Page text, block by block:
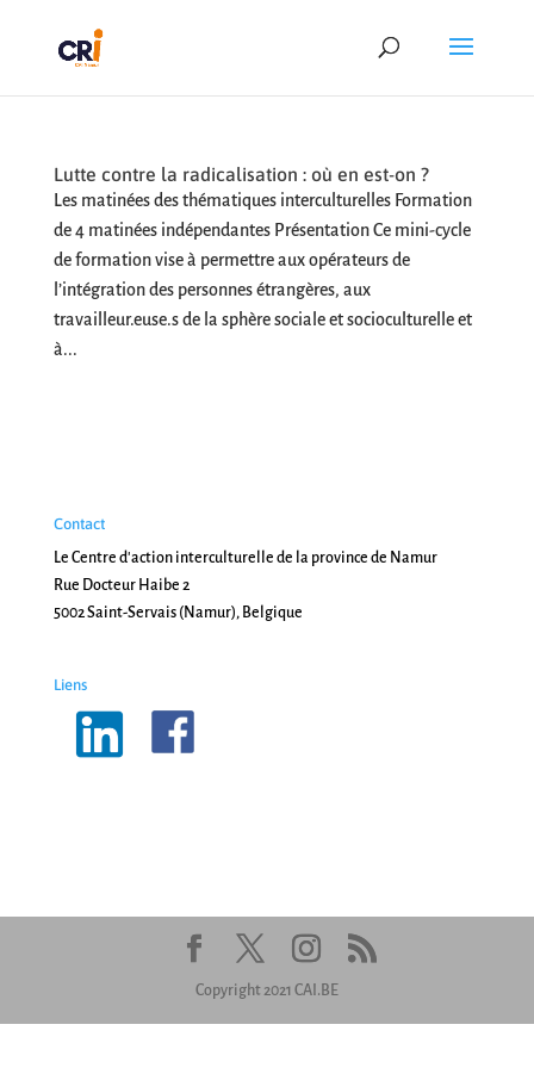
Lutte contre la radicalisation : où en est-on ?
Les matinées des thématiques interculturelles Formation
de 4 matinées indépendantes Présentation Ce mini-cycle
de formation vise à permettre aux opérateurs de
l’intégration des personnes étrangères, aux
travailleur.euse.s de la sphère sociale et socioculturelle et
à...
Contact
Le Centre d'action interculturelle de la province de Namur
Rue Docteur Haibe 2
5002 Saint-Servais (Namur), Belgique
Liens
Copyright 2021 CAI.BE